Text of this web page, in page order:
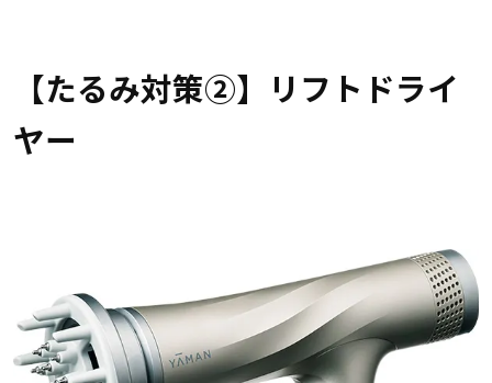
【たるみ対策②】リフトドライ
ヤー